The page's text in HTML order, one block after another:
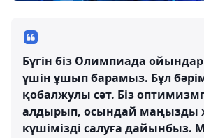
Бүгін біз Олимпиада
үшін ұшып барамыз. Бұл
қобалжулы сәт. Біз
алдырып, осындай маңызды
күшімізді салуға дайынбыз.